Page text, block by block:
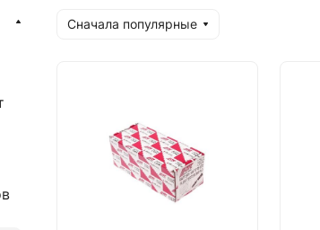
Сначала популярные